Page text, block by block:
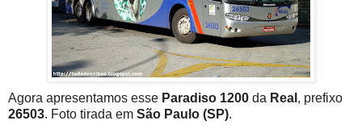
Agora apresentamos esse Paradiso 1200 da Real , prefixo
26503. Foto tirada em São Paulo (SP).